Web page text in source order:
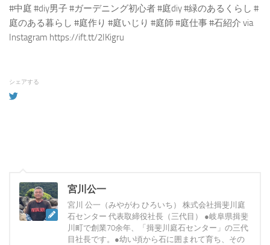
#中庭 #diy男子 #ガーデニング初心者 #庭diy #緑のあるくらし #
庭のある暮らし #庭作り #庭いじり #庭師 #庭仕事 #石紹介 via
Instagram https://ift.tt/2IKigru
シェアする
宮川公一
宮川 公一（みやがわ ひろいち） 株式会社揖斐川庭
石センター 代表取締役社長（三代目） ●岐阜県揖斐
川町で創業70余年、「揖斐川庭石センター」の三代
目社長です。●幼い頃から石に囲まれて育ち、その